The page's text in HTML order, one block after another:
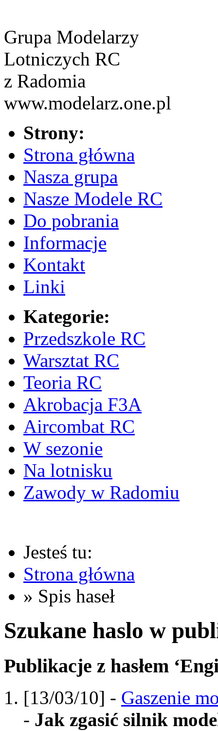
Grupa Modelarzy
Lotniczych RC
z Radomia
www.modelarz.one.pl
Strony:
Strona główna
Nasza grupa
Nasze Modele RC
Do pobrania
Informacje
Kontakt
Linki
Kategorie:
Przedszkole RC
Warsztat RC
Teoria RC
Akrobacja F3A
Aircombat RC
W sezonie
Na lotnisku
Zawody w Radomiu
Jesteś tu:
Strona główna
» Spis haseł
Szukane haslo w
Publikacje z hasłem
[13/03/10] - Gaszenie
- Jak zgasić silnik